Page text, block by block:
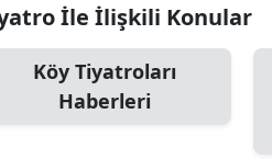
İle İlişkili Konular
Köy Tiyatroları
Haberleri